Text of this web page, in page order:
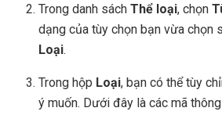
Trong danh sáchThể loại, chọn
dạng của tùy chọn bạn vừa chọn
Loại.
Trong hộp Loại, bạn có thể tùy
ý muốn. Dưới đây là các mã